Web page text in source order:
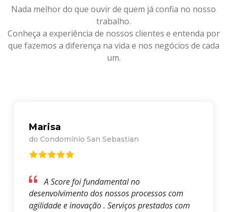
Nada melhor do que ouvir de quem já confia no nosso
trabalho.
Conheça a experiência de nossos clientes e entenda por
que fazemos a diferença na vida e nos negócios de cada
um.
Marisa
do Condomínio San Sebastian
A Score foi fundamental no
desenvolvimento dos nossos processos com
agilidade e inovação . Serviços prestados com